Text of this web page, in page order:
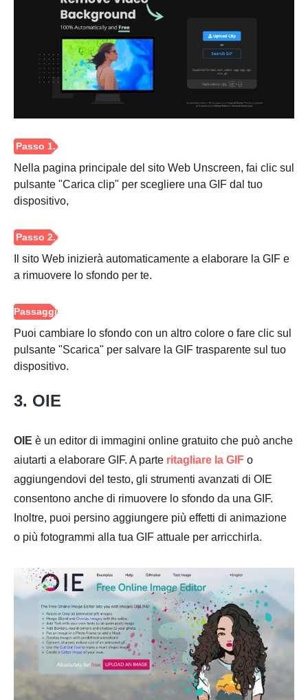
Passo 1.
Nella pagina principale del sito Web Unscreen, fai clic sul
pulsante "Carica clip" per scegliere una GIF dal tuo
dispositivo,
Passo 2.
Il sito Web inizierà automaticamente a elaborare la GIF e
a rimuovere lo sfondo per te.
Passaggio
Puoi cambiare lo sfondo con un altro colore o fare clic sul
pulsante "Scarica" per salvare la GIF trasparente sul tuo
dispositivo.
3. OIE
OIE è un editor di immagini online gratuito che può anche
aiutarti a elaborare GIF. A parte ritagliare la GIF o
aggiungendovi del testo, gli strumenti avanzati di OIE
consentono anche di rimuovere lo sfondo da una GIF.
Inoltre, puoi persino aggiungere più effetti di animazione
o più fotogrammi alla tua GIF attuale per arricchirla.